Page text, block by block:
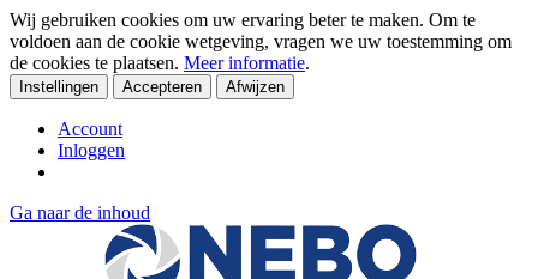
Wij gebruiken cookies om uw ervaring beter te maken. Om te
voldoen aan de cookie wetgeving, vragen we uw toestemming om
de cookies te plaatsen. Meer informatie.
Instellingen Accepteren Afwijzen
Account
Inloggen
Ga naar de inhoud